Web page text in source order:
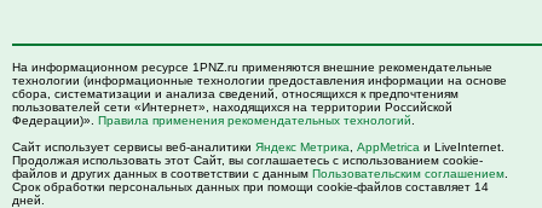
На информационном ресурсе 1PNZ.ru применяются внешние рекомендательные
технологии (информационные технологии предоставления информации на основе
сбора, систематизации и анализа сведений, относящихся к предпочтениям
пользователей сети «Интернет», находящихся на территории Российской
Федерации)». Правила применения рекомендательных технологий
Сайт использует сервисы веб-аналитики Яндекс Метрика AppMetrica и LiveInternet.
Продолжая использовать этот Сайт, вы соглашаетесь с использованием cookie-
файлов и других данных в соответствии с данным Пользовательским соглашением
Срок обработки персональных данных при помощи cookie-файлов составляет 14
дней.